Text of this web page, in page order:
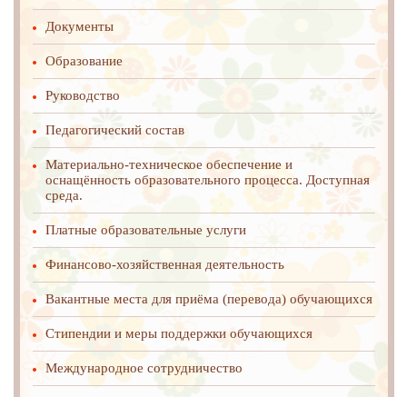
Документы
Образование
Руководство
Педагогический состав
Материально-техническое обеспечение и
оснащённость образовательного процесса. Доступная
среда.
Платные образовательные услуги
Финансово-хозяйственная деятельность
Вакантные места для приёма (перевода) обучающихся
Стипендии и меры поддержки обучающихся
Международное cотрудничество